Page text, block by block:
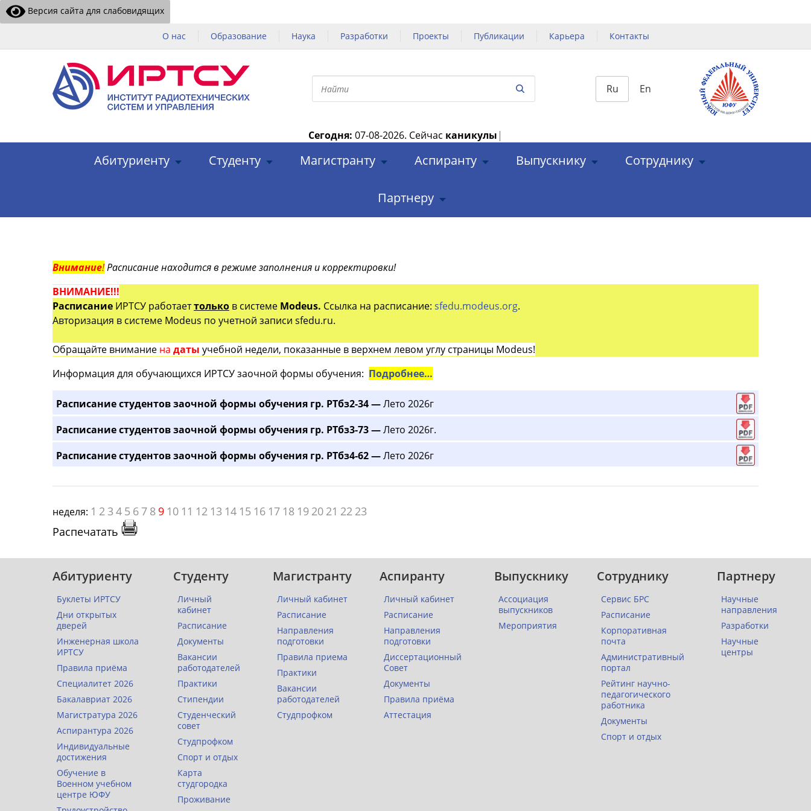
Версия сайта для слабовидящих
О нас Образование Наука Разработки Проекты Публикации Карьера Контакты
Ru En
Сегодня: 07-08-2026. Сейчас каникулы |
Абитуриенту Студенту Магистранту Аспиранту Выпускнику Сотруднику
Партнеру
Внимание!Расписание находится в режиме заполнения и корректировки!
ВНИМАНИЕ!!!
Расписание ИРТСУ работаеттолько в системе Modeus. Ссылка на расписание: sfedu.modeus.org.
Авторизация в системе Modeus по учетной записи sfedu.ru.
Обращайте внимание на даты учебной недели, показанные в верхнем левом углу страницы Modeus!
Информация для обучающихся ИРТСУ заочной формы обучения: Подробнее…
Расписание студентов заочной формы обучения гр. РТбз2-34 —Лето 2026г
Расписание студентов заочной формы обучения гр. РТбз3-73 —Лето 2026г.
Расписание студентов заочной формы обучения гр. РТбз4-62 —Лето 2026г
неделя: 1 2 3 4 5 6 7 8 9 10 11 12 13 14 15 16 17 18 19 20 21 22 23
Распечатать
Абитуриенту
Буклеты ИРТСУ
Дни открытых
дверей
Инженерная школа
ИРТСУ
Правила приёма
Специалитет 2026
Бакалавриат 2026
Магистратура 2026
Аспирантура 2026
Индивидуальные
достижения
Обучение в
Военном учебном
центре ЮФУ
Студенту
Личный
кабинет
Расписание
Документы
Вакансии
работодателей
Практики
Стипендии
Студенческий
совет
Студпрофком
Спорт и отдых
Карта
студгородка
Проживание
Магистранту
Личный кабинет
Расписание
Направления
подготовки
Правила приема
Практики
Вакансии
работодателей
Студпрофком
Аспиранту
Личный кабинет
Расписание
Направления
подготовки
Диссертационный
Совет
Документы
Правила приёма
Аттестация
Выпускнику
Ассоциация
выпускников
Мероприятия
Сотруднику
Сервис БРС
Расписание
Корпоративная
почта
Административный
портал
Рейтинг научно-
педагогического
работника
Документы
Спорт и отдых
Партнеру
Научные
направления
Разработки
Научные
центры